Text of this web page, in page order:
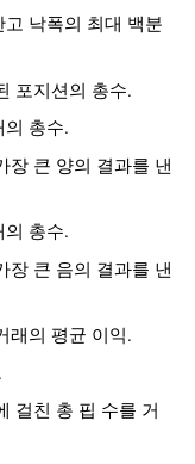
낙폭의 최대 백분
포지션의 총수.
의 총수.
장 큰 양의 결과를 낸
의 총수.
장 큰 음의 결과를 낸
래의 평균 이익.
걸친 총 핍 수를 거